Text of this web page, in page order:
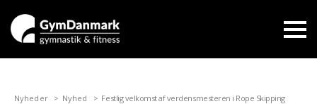
Nyheder Nyhed Festlig velkomst af verdensmesteren i Rope Skipping